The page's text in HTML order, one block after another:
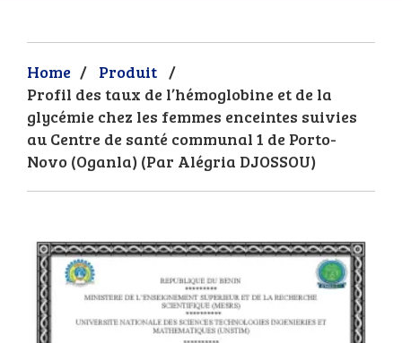
Home / Produit /
Profil des taux de l’hémoglobine et de la
glycémie chez les femmes enceintes suivies
au Centre de santé communal 1 de Porto-
Novo (Oganla) (Par Alégria DJOSSOU)